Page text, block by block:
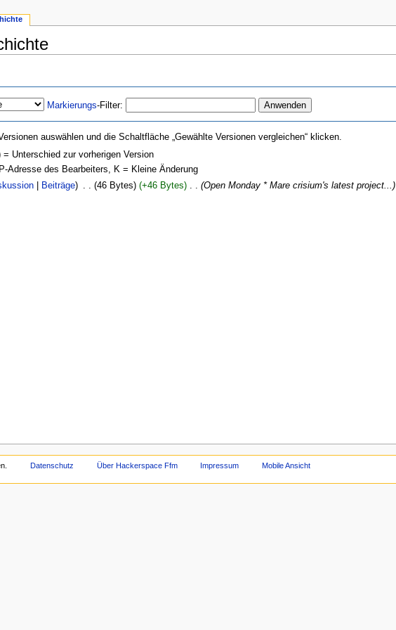
Markierungs-Filter:
auswählen und die Schaltfläche „Gewählte Versionen vergleichen“ klicken.
Unterschied zur vorherigen Version
Adresse des Bearbeiters, K = Kleine Änderung
Beiträge) . . (46 Bytes) (+46 Bytes)‎ . . (Open Monday * Mare crisium's latest project...)
Datenschutz Über Hackerspace Ffm Impressum Mobile Ansicht